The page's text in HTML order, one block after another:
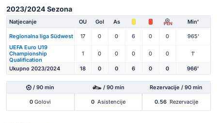
2023/2024 Sezona
Natjecanje OU Gol As PEN Min'
Regionalna liga Südwest 17 0 0 6 0 0
965'
UEFA Euro U19
Championship
Qualification
1 0 0 0 0 0 1'
Ukupno 2023/2024 18 0 0 6 0 0 966'
/ 90 min / 90 min Rezervacije / 90 min
0 Golovi 0 Asistencije 0.56 Rezervacije